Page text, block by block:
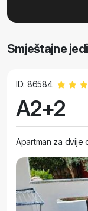
Smještajne
ID: 86584
A2+2
Apartman za dvije